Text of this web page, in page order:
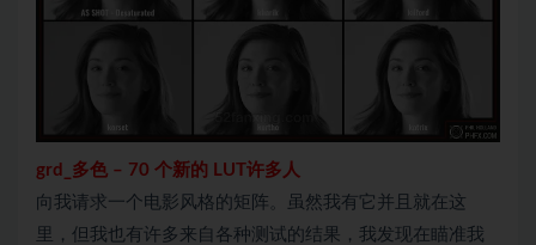
grd_ 多色 – 70 个新的 LUT许多人
向我请求一个电影风格的矩阵。虽然我有它并且就在这
里，但我也有许多来自各种测试的结果，我发现在瞄准我